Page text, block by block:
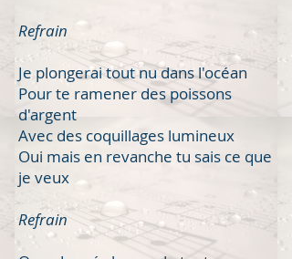
Refrain
Je plongerai tout nu dans l'océan
Pour te ramener des poissons
d'argent
Avec des coquillages lumineux
Oui mais en revanche tu sais ce que
je veux
Refrain